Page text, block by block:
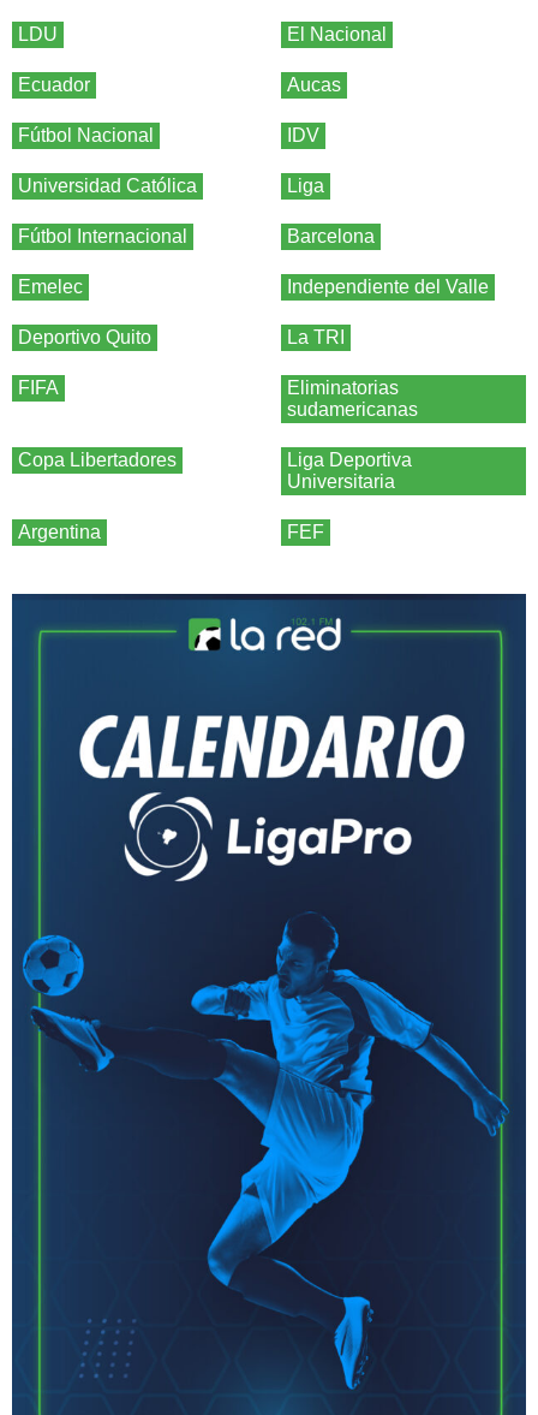
LDU El Nacional
Ecuador Aucas
Fútbol Nacional IDV
Universidad Católica Liga
Fútbol Internacional Barcelona
Emelec Independiente del Valle
Deportivo Quito La TRI
FIFA
Eliminatorias
sudamericanas
Copa Libertadores
Liga Deportiva
Universitaria
Argentina FEF